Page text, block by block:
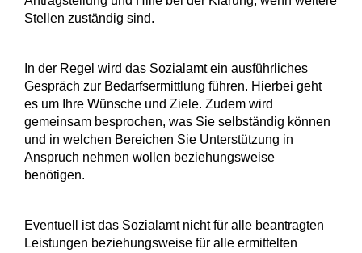
Stellen zuständig sind.
In der Regel wird das Sozialamt ein ausführliches
Gespräch zur Bedarfsermittlung führen. Hierbei geht
es um Ihre Wünsche und Ziele. Zudem wird
gemeinsam besprochen, was Sie selbständig können
und in welchen Bereichen Sie Unterstützung in
Anspruch nehmen wollen beziehungsweise
benötigen.
Eventuell ist das Sozialamt nicht für alle beantragten
Leistungen beziehungsweise für alle ermittelten